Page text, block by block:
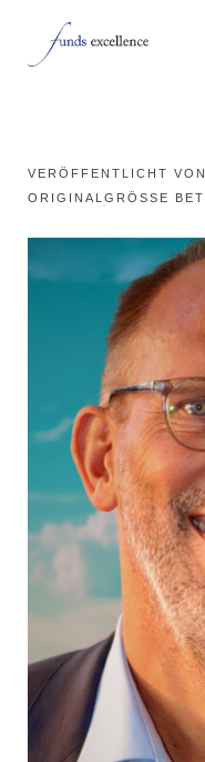
VERÖFFENTLICHT VON
ORIGINALGRÖSSE